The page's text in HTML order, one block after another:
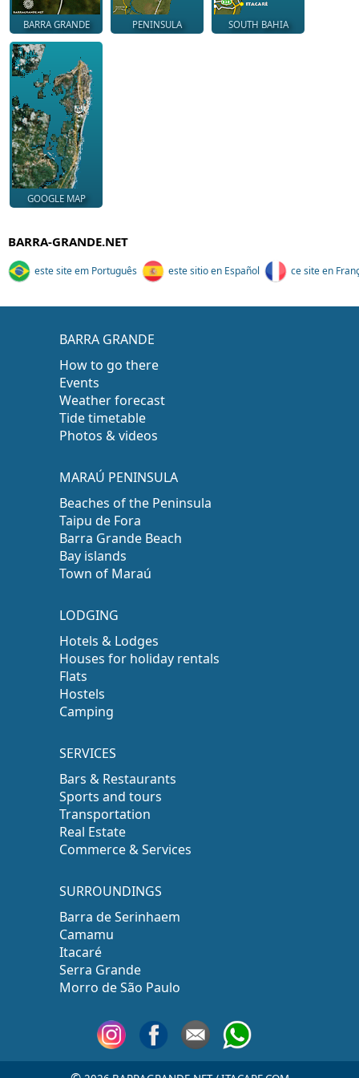
BARRA GRANDE PENINSULA SOUTH BAHIA
GOOGLE MAP
BARRA-GRANDE.NET
este site em Português este sitio en Español ce site en
BARRA GRANDE
How to go there
Events
Weather forecast
Tide timetable
Photos & videos
MARAÚ PENINSULA
Beaches of the Peninsula
Taipu de Fora
Barra Grande Beach
Bay islands
Town of Maraú
LODGING
Hotels & Lodges
Houses for holiday rentals
Flats
Hostels
Camping
SERVICES
Bars & Restaurants
Sports and tours
Transportation
Real Estate
Commerce & Services
SURROUNDINGS
Barra de Serinhaem
Camamu
Itacaré
Serra Grande
Morro de São Paulo